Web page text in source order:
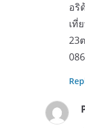
อริ
เที่
23